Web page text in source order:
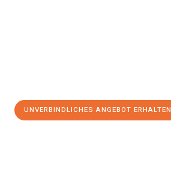
UNVERBINDLICHES ANGEBOT ERHALTEN